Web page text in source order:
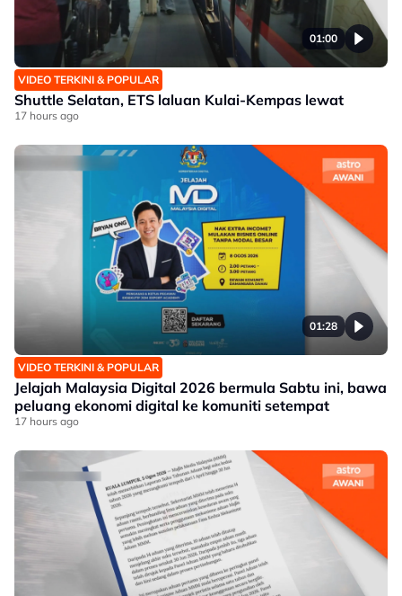
01:00
VIDEO TERKINI & POPULAR
Shuttle Selatan, ETS laluan Kulai-Kempas lewat
17 hours ago
01:28
VIDEO TERKINI & POPULAR
Jelajah Malaysia Digital 2026 bermula Sabtu ini, bawa
peluang ekonomi digital ke komuniti setempat
17 hours ago